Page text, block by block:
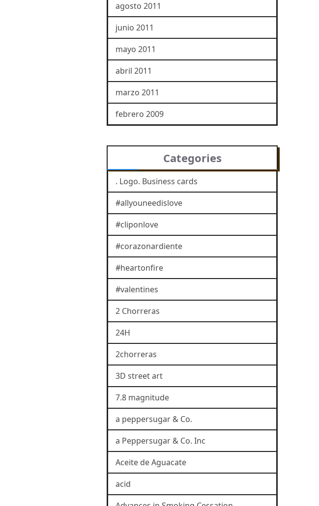
agosto 2011
junio 2011
mayo 2011
abril 2011
marzo 2011
febrero 2009
Categories
. Logo. Business cards
#allyouneedislove
#cliponlove
#corazonardiente
#heartonfire
#valentines
2 Chorreras
24H
2chorreras
3D street art
7.8 magnitude
a peppersugar & Co.
a Peppersugar & Co. Inc
Aceite de Aguacate
acid